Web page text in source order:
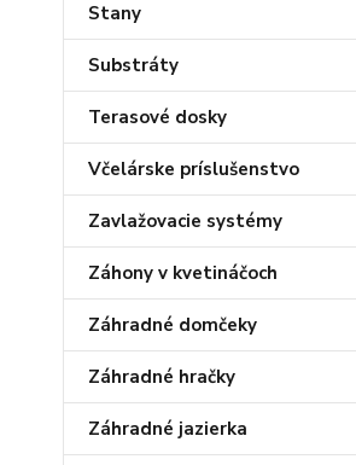
Stany
Substráty
Terasové dosky
Včelárske príslušenstvo
Zavlažovacie systémy
Záhony v kvetináčoch
Záhradné domčeky
Záhradné hračky
Záhradné jazierka